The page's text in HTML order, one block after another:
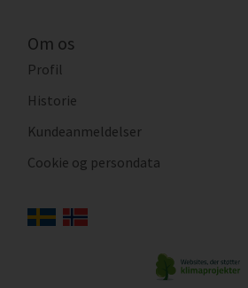
Om os
Profil
Historie
Kundeanmeldelser
Cookie og persondata